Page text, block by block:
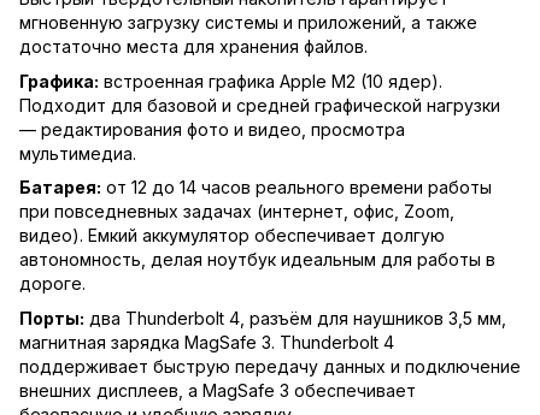
мгновенную загрузку системы и приложений, а также
достаточно места для хранения файлов.
Графика: встроенная графика Apple M2 (10 ядер).
Подходит для базовой и средней графической нагрузки
— редактирования фото и видео, просмотра
мультимедиа.
Батарея: от 12 до 14 часов реального времени работы
при повседневных задачах (интернет, офис, Zoom,
видео). Емкий аккумулятор обеспечивает долгую
автономность, делая ноутбук идеальным для работы в
дороге.
Порты: два Thunderbolt 4, разъём для наушников 3,5 мм,
магнитная зарядка MagSafe 3. Thunderbolt 4
поддерживает быструю передачу данных и подключение
внешних дисплеев, а MagSafe 3 обеспечивает